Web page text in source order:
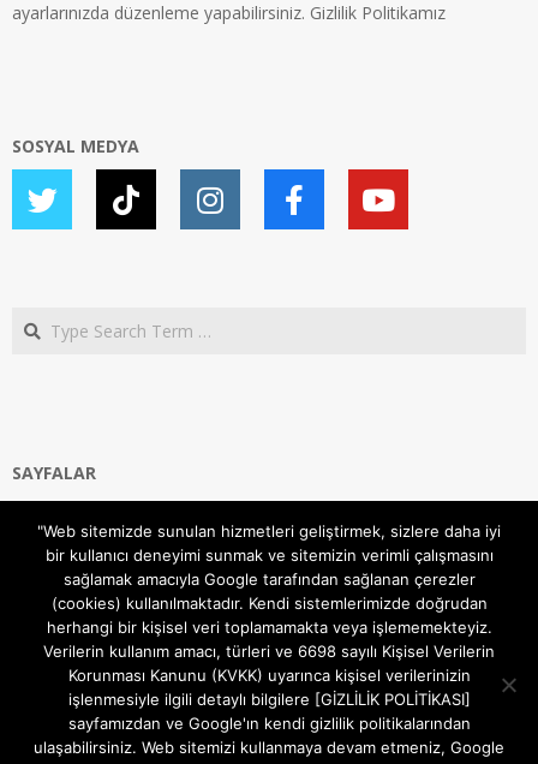
ayarlarınızda düzenleme yapabilirsiniz. Gizlilik Politikamız
SOSYAL MEDYA
Search
SAYFALAR
Gizlilik ve Çerezler (Cookies) Politikası
Hakkımızda
İletişim Kanalları
MODEM KURULUM
TEKNİK DESTEK
TELEVİZYON SİSTEMLERİ
"Web sitemizde sunulan hizmetleri geliştirmek, sizlere daha iyi
bir kullanıcı deneyimi sunmak ve sitemizin verimli çalışmasını
sağlamak amacıyla Google tarafından sağlanan çerezler
(cookies) kullanılmaktadır. Kendi sistemlerimizde doğrudan
herhangi bir kişisel veri toplamamakta veya işlememekteyiz.
Verilerin kullanım amacı, türleri ve 6698 sayılı Kişisel Verilerin
Korunması Kanunu (KVKK) uyarınca kişisel verilerinizin
işlenmesiyle ilgili detaylı bilgilere [GİZLİLİK POLİTİKASI]
sayfamızdan ve Google'ın kendi gizlilik politikalarından
ulaşabilirsiniz. Web sitemizi kullanmaya devam etmeniz, Google